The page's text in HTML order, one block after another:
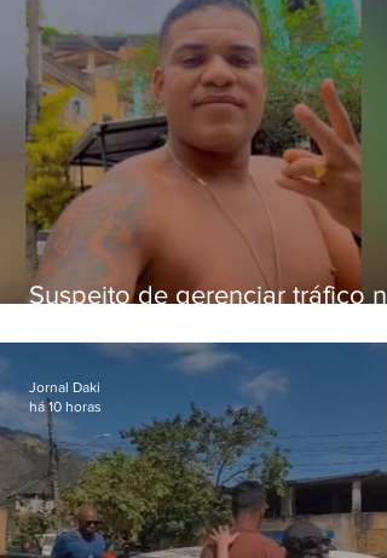
Suspeito de gerenciar tráfico na
foragido
Jornal Daki
há 10 horas